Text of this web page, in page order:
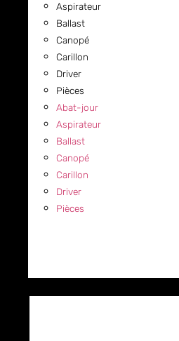
Aspirateur
Ballast
Canopé
Carillon
Driver
Pièces
Abat-jour
Aspirateur
Ballast
Canopé
Carillon
Driver
Pièces